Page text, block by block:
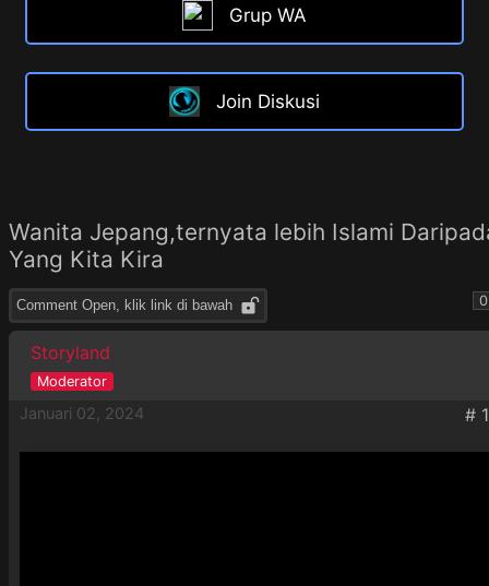
Grup WA
Join Diskusi
Wanita Jepang,ternyata lebih Islami
Yang Kita Kira
Comment Open, klik link di bawah 0
Storyland
Januari 02, 2024